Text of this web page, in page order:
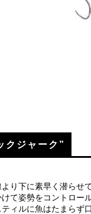
クジャーク”
り下に素早く潜らせ
て姿勢をコントロー
ィルに魚はたまらず